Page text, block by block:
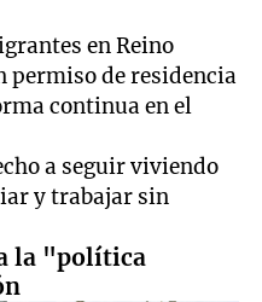
en Reino
permiso de residencia
continua en el
a seguir viviendo
y trabajar sin
la "política